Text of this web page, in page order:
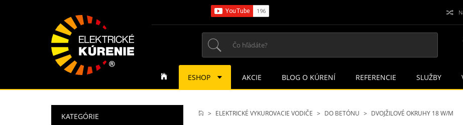
ELEKTRICKÉ VYKUROVACIE VODIČE DO BETÓNU DVOJŽILOVÉ OKRUHY 18 W/M
KATEGÓRIE
ESHOP AKCIE BLOG O KÚRENÍ REFERENCIE SLUŽBY